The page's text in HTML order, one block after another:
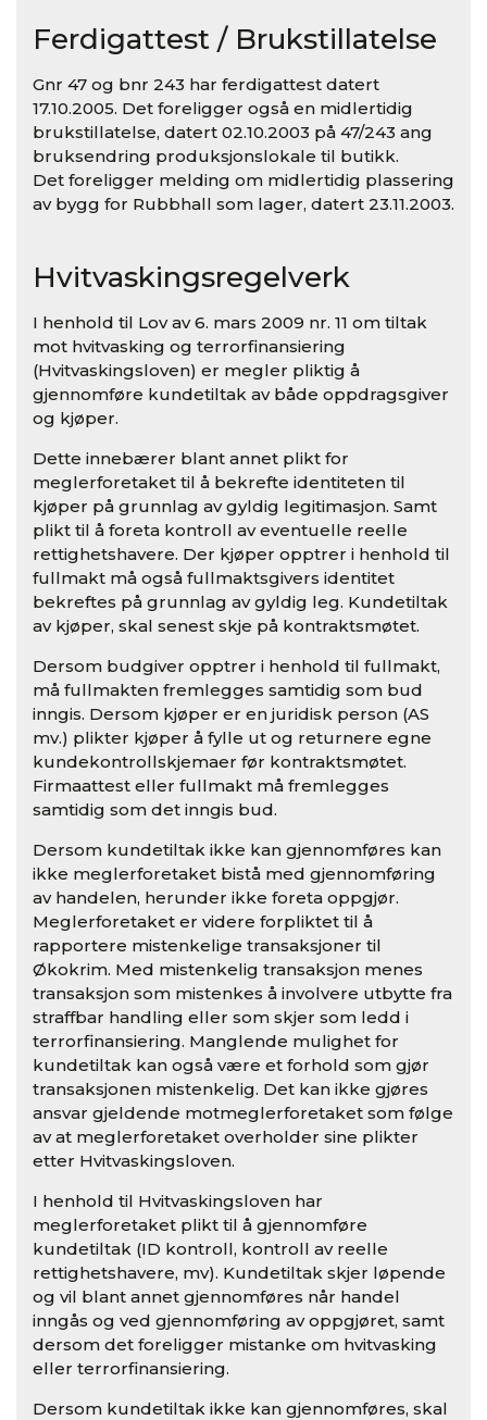
Ferdigattest / Brukstillatelse
Gnr 47 og bnr 243 har ferdigattest datert
17.10.2005. Det foreligger også en midlertidig
brukstillatelse, datert 02.10.2003 på 47/243 ang
bruksendring produksjonslokale til butikk.
Det foreligger melding om midlertidig plassering
av bygg for Rubbhall som lager, datert 23.11.2003.
Hvitvaskingsregelverk
I henhold til Lov av 6. mars 2009 nr. 11 om tiltak
mot hvitvasking og terrorfinansiering
(Hvitvaskingsloven) er megler pliktig å
gjennomføre kundetiltak av både oppdragsgiver
og kjøper.
Dette innebærer blant annet plikt for
meglerforetaket til å bekrefte identiteten til
kjøper på grunnlag av gyldig legitimasjon. Samt
plikt til å foreta kontroll av eventuelle reelle
rettighetshavere. Der kjøper opptrer i henhold til
fullmakt må også fullmaktsgivers identitet
bekreftes på grunnlag av gyldig leg. Kundetiltak
av kjøper, skal senest skje på kontraktsmøtet.
Dersom budgiver opptrer i henhold til fullmakt,
må fullmakten fremlegges samtidig som bud
inngis. Dersom kjøper er en juridisk person (AS
mv.) plikter kjøper å fylle ut og returnere egne
kundekontrollskjemaer før kontraktsmøtet.
Firmaattest eller fullmakt må fremlegges
samtidig som det inngis bud.
Dersom kundetiltak ikke kan gjennomføres kan
ikke meglerforetaket bistå med gjennomføring
av handelen, herunder ikke foreta oppgjør.
Meglerforetaket er videre forpliktet til å
rapportere mistenkelige transaksjoner til
Økokrim. Med mistenkelig transaksjon menes
transaksjon som mistenkes å involvere utbytte fra
straffbar handling eller som skjer som ledd i
terrorfinansiering. Manglende mulighet for
kundetiltak kan også være et forhold som gjør
transaksjonen mistenkelig. Det kan ikke gjøres
ansvar gjeldende motmeglerforetaket som følge
av at meglerforetaket overholder sine plikter
etter Hvitvaskingsloven.
I henhold til Hvitvaskingsloven har
meglerforetaket plikt til å gjennomføre
kundetiltak (ID kontroll, kontroll av reelle
rettighetshavere, mv). Kundetiltak skjer løpende
og vil blant annet gjennomføres når handel
inngås og ved gjennomføring av oppgjøret, samt
dersom det foreligger mistanke om hvitvasking
eller terrorfinansiering.
Dersom kundetiltak ikke kan gjennomføres, skal